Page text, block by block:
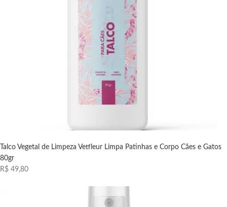
Talco Vegetal de Limpeza Vetfleur Limpa Patinhas e Corpo Cães e Gatos
80gr
R$ 49,80